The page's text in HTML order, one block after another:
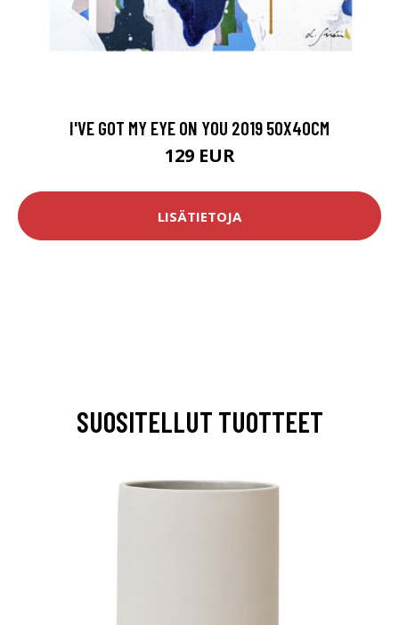
I'VE GOT MY EYE ON YOU 2019 50X40CM
129 EUR
LISÄTIETOJA
SUOSITELLUT TUOTTEET